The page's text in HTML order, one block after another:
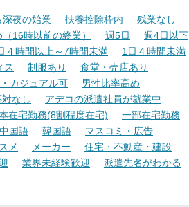
深夜の始業 扶養控除枠内
残業なし
16時以前の終業） 週5日
週4日以下
４時間以上～7時間未満
1日４時間未満
ス 制服あり
食堂・売店あり
カジュアル可
男性比率高め
なし
アデコの派遣社員が就業中
在宅勤務(8割程度在宅)
一部在宅勤務
中国語 韓国語
マスコミ・広告
メ メーカー
住宅・不動産・建設
業界未経験歓迎
派遣先名がわかる